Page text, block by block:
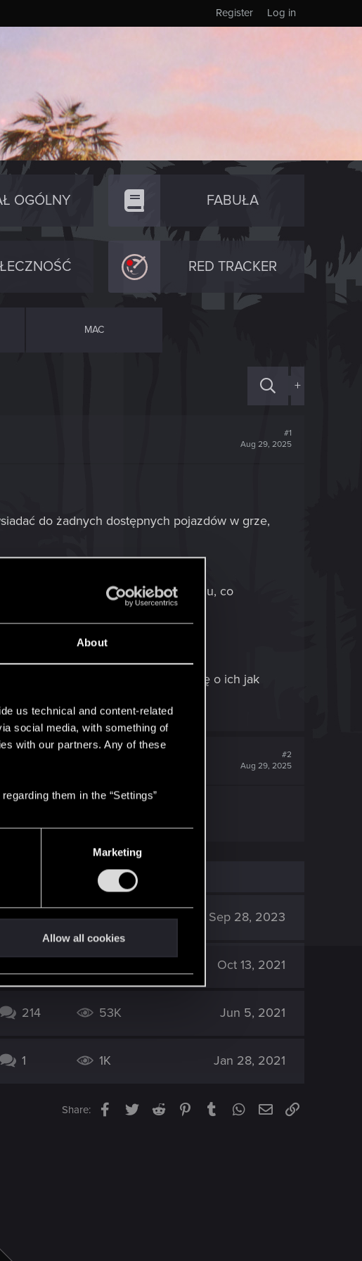
About
us technical and content-related
social media, with something of
with our partners. Any of these
them in the “Settings”
Marketing
Allow all cookies
Log in
Register
OGÓLNY FABUŁA
RED TRACKER
MAC
+
#1
Aug 29, 2025
do żadnych dostępnych pojazdów w grze,
nie mogę poruszać się do przodu, co
na doświadczenie z gry. Proszę o ich jak
#2
Aug 29, 2025
86 19K Sep 28, 2023
Oct 13, 2021
214 53K Jun 5, 2021
1 1K Jan 28, 2021
Share: Facebook
TwitterReddit PinterestTumblrWhatsApp
EmailLink